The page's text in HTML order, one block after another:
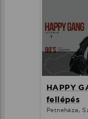
HAPPY
fellépés
Petneháza,